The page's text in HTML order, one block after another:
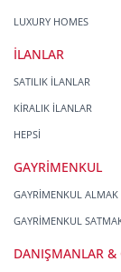
LUXURY HOMES
İLANLAR
SATILIK İLANLAR
KİRALIK İLANLAR
HEPSİ
GAYRİMENKUL
GAYRİMENKUL ALMAK
GAYRİMENKUL
DANIŞMANLAR &